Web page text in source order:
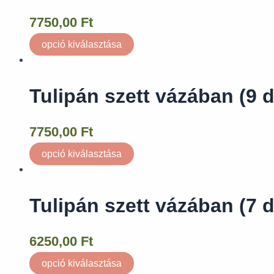
7750,00 Ft
opció kiválasztása
Tulipán szett vázában (9
7750,00 Ft
opció kiválasztása
Tulipán szett vázában (7
6250,00 Ft
opció kiválasztása